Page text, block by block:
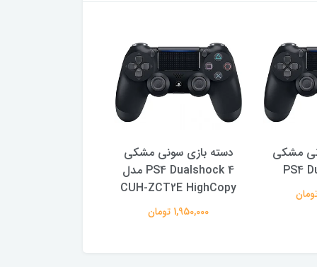
مشکی
PS4
دسته بازی سونی مشکی
PS4 Dualshock 4 مدل
CUH-ZCT2E HighCopy
1,950,000 تومان